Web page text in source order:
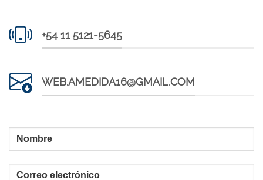
+54 11 5121-5645
WEB.AMEDIDA16@GMAIL.COM